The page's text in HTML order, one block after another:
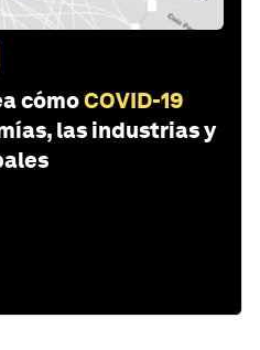
cómoCOVID-19
las industrias y